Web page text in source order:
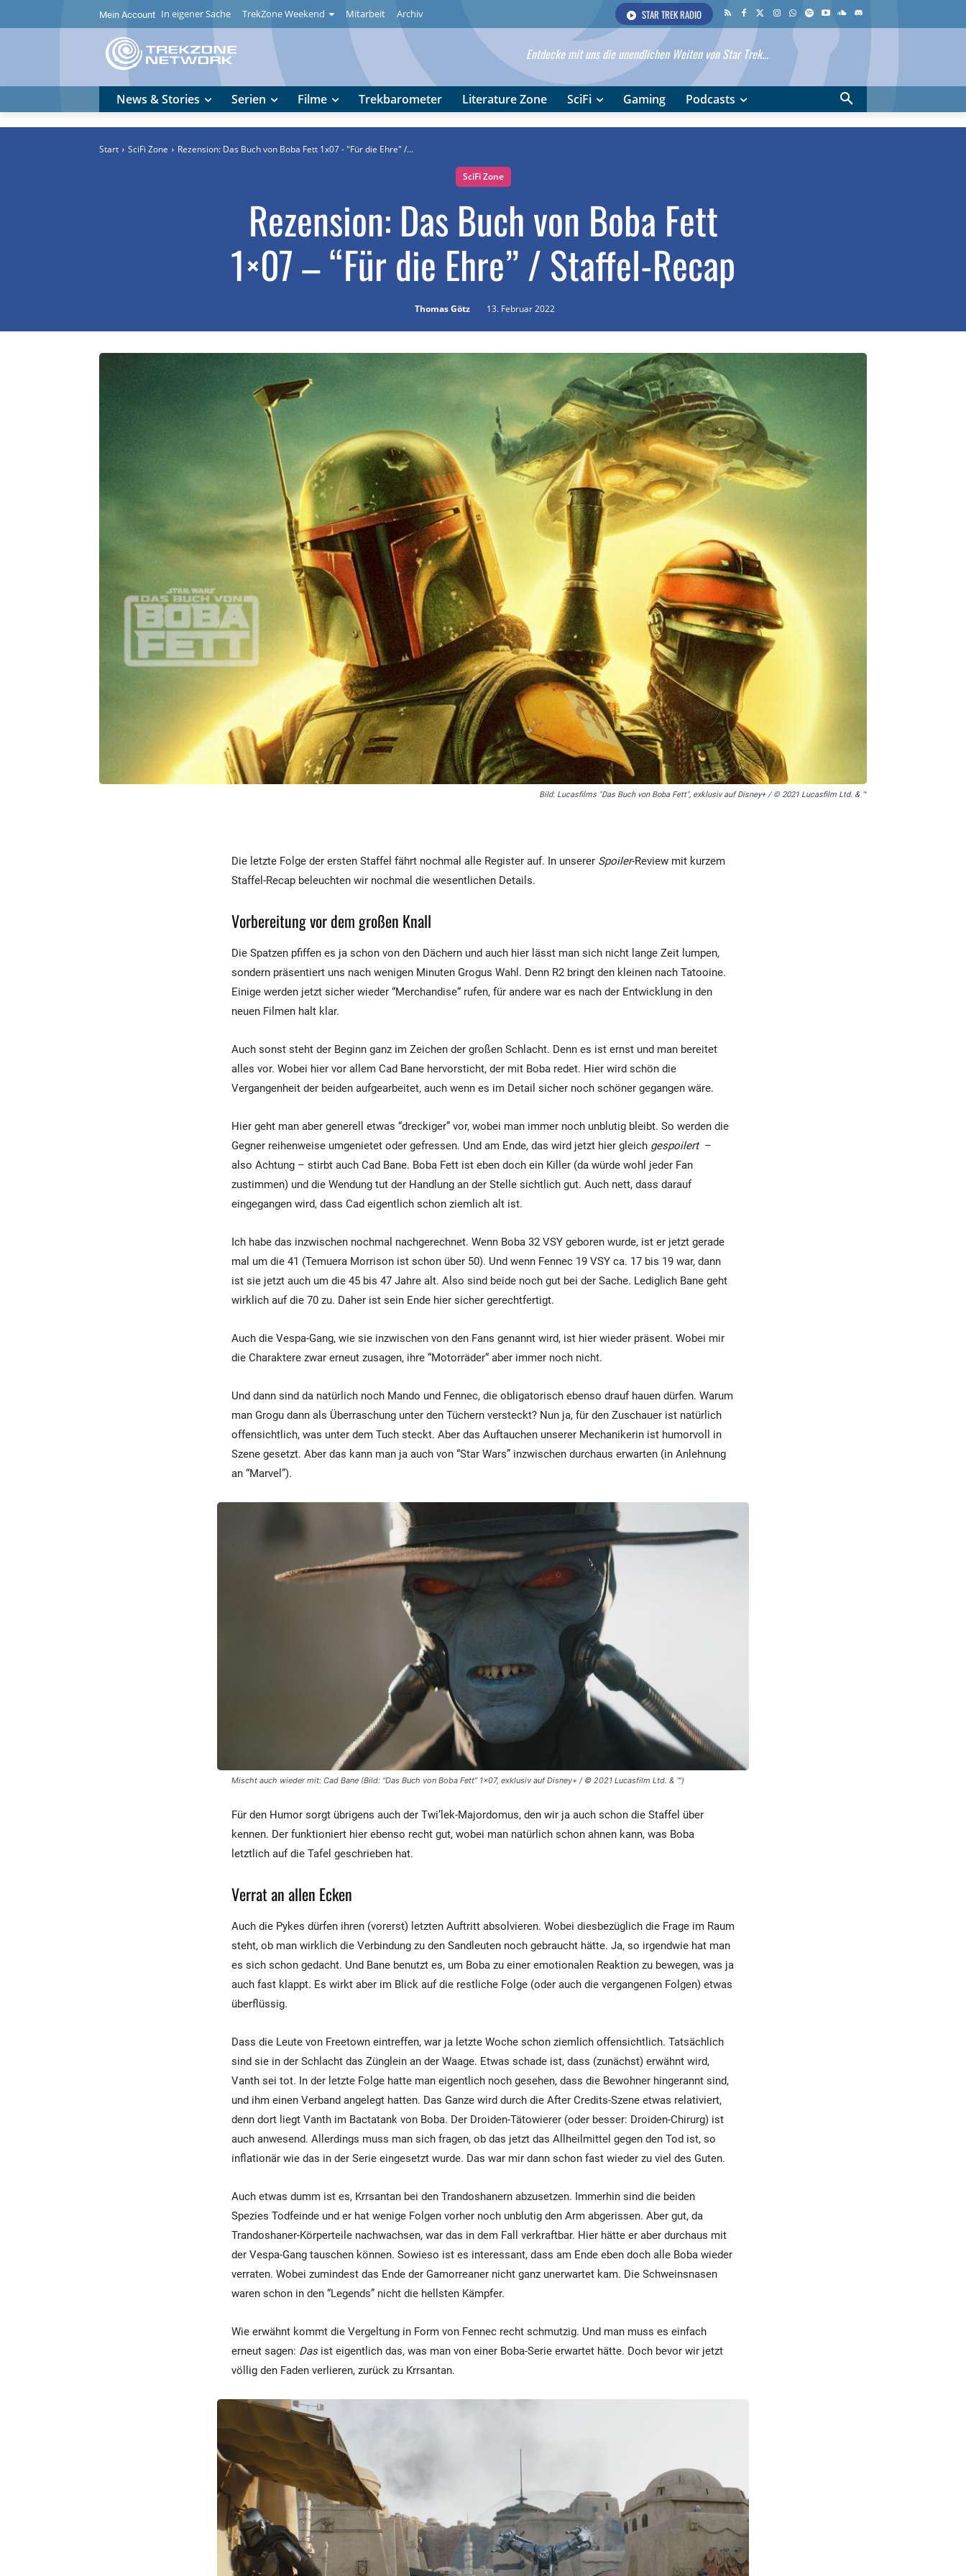
Mein Account In eigener Sache TrekZone Weekend Mitarbeit Archiv STAR TREK RADIO
Entdecke mit uns die unendlichen Weiten von Star Trek...
News & Stories Serien Filme Trekbarometer Literature Zone SciFi Gaming Podcasts
Start SciFi Zone Rezension: Das Buch von Boba Fett 1x07 - "Für die Ehre" /...
SciFi Zone
Rezension: Das Buch von Boba Fett
1×07 – “Für die Ehre” / Staffel-Recap
Thomas Götz 13. Februar 2022
Bild: Lucasfilms "Das Buch von Boba Fett", exklusiv auf Disney+ / © 2021 Lucasfilm Ltd. & ™
Die letzte Folge der ersten Staffel fährt nochmal alle Register auf. In unserer Spoiler-Review mit kurzem
Staffel-Recap beleuchten wir nochmal die wesentlichen Details.
Vorbereitung vor dem großen Knall
Die Spatzen pfiffen es ja schon von den Dächern und auch hier lässt man sich nicht lange Zeit lumpen,
sondern präsentiert uns nach wenigen Minuten Grogus Wahl. Denn R2 bringt den kleinen nach Tatooine.
Einige werden jetzt sicher wieder “Merchandise“ rufen, für andere war es nach der Entwicklung in den
neuen Filmen halt klar.
Auch sonst steht der Beginn ganz im Zeichen der großen Schlacht. Denn es ist ernst und man bereitet
alles vor. Wobei hier vor allem Cad Bane hervorsticht, der mit Boba redet. Hier wird schön die
Vergangenheit der beiden aufgearbeitet, auch wenn es im Detail sicher noch schöner gegangen wäre.
Hier geht man aber generell etwas “dreckiger” vor, wobei man immer noch unblutig bleibt. So werden die
Gegner reihenweise umgenietet oder gefressen. Und am Ende, das wird jetzt hier gleich gespoilert–
also Achtung – stirbt auch Cad Bane. Boba Fett ist eben doch ein Killer (da würde wohl jeder Fan
zustimmen) und die Wendung tut der Handlung an der Stelle sichtlich gut. Auch nett, dass darauf
eingegangen wird, dass Cad eigentlich schon ziemlich alt ist.
Ich habe das inzwischen nochmal nachgerechnet. Wenn Boba 32 VSY geboren wurde, ist er jetzt gerade
mal um die 41 (Temuera Morrison ist schon über 50). Und wenn Fennec 19 VSY ca. 17 bis 19 war, dann
ist sie jetzt auch um die 45 bis 47 Jahre alt. Also sind beide noch gut bei der Sache. Lediglich Bane geht
wirklich auf die 70 zu. Daher ist sein Ende hier sicher gerechtfertigt.
Auch die Vespa-Gang, wie sie inzwischen von den Fans genannt wird, ist hier wieder präsent. Wobei mir
die Charaktere zwar erneut zusagen, ihre “Motorräder“ aber immer noch nicht.
Und dann sind da natürlich noch Mando und Fennec, die obligatorisch ebenso drauf hauen dürfen. Warum
man Grogu dann als Überraschung unter den Tüchern versteckt? Nun ja, für den Zuschauer ist natürlich
offensichtlich, was unter dem Tuch steckt. Aber das Auftauchen unserer Mechanikerin ist humorvoll in
Szene gesetzt. Aber das kann man ja auch von “Star Wars” inzwischen durchaus erwarten (in Anlehnung
an “Marvel”).
Mischt auch wieder mit: Cad Bane (Bild: “Das Buch von Boba Fett” 1×07, exklusiv auf Disney+ / © 2021 Lucasfilm Ltd. & ™)
Für den Humor sorgt übrigens auch der Twi’lek-Majordomus, den wir ja auch schon die Staffel über
kennen. Der funktioniert hier ebenso recht gut, wobei man natürlich schon ahnen kann, was Boba
letztlich auf die Tafel geschrieben hat.
Verrat an allen Ecken
Auch die Pykes dürfen ihren (vorerst) letzten Auftritt absolvieren. Wobei diesbezüglich die Frage im Raum
steht, ob man wirklich die Verbindung zu den Sandleuten noch gebraucht hätte. Ja, so irgendwie hat man
es sich schon gedacht. Und Bane benutzt es, um Boba zu einer emotionalen Reaktion zu bewegen, was ja
auch fast klappt. Es wirkt aber im Blick auf die restliche Folge (oder auch die vergangenen Folgen) etwas
überflüssig.
Dass die Leute von Freetown eintreffen, war ja letzte Woche schon ziemlich offensichtlich. Tatsächlich
sind sie in der Schlacht das Zünglein an der Waage. Etwas schade ist, dass (zunächst) erwähnt wird,
Vanth sei tot. In der letzte Folge hatte man eigentlich noch gesehen, dass die Bewohner hingerannt sind,
und ihm einen Verband angelegt hatten. Das Ganze wird durch die After Credits-Szene etwas relativiert,
denn dort liegt Vanth im Bactatank von Boba. Der Droiden-Tätowierer (oder besser: Droiden-Chirurg) ist
auch anwesend. Allerdings muss man sich fragen, ob das jetzt das Allheilmittel gegen den Tod ist, so
inflationär wie das in der Serie eingesetzt wurde. Das war mir dann schon fast wieder zu viel des Guten.
Auch etwas dumm ist es, Krrsantan bei den Trandoshanern abzusetzen. Immerhin sind die beiden
Spezies Todfeinde und er hat wenige Folgen vorher noch unblutig den Arm abgerissen. Aber gut, da
Trandoshaner-Körperteile nachwachsen, war das in dem Fall verkraftbar. Hier hätte er aber durchaus mit
der Vespa-Gang tauschen können. Sowieso ist es interessant, dass am Ende eben doch alle Boba wieder
verraten. Wobei zumindest das Ende der Gamorreaner nicht ganz unerwartet kam. Die Schweinsnasen
waren schon in den “Legends” nicht die hellsten Kämpfer.
Wie erwähnt kommt die Vergeltung in Form von Fennec recht schmutzig. Und man muss es einfach
erneut sagen: Dasist eigentlich das, was man von einer Boba-Serie erwartet hätte. Doch bevor wir jetzt
völlig den Faden verlieren, zurück zu Krrsantan.